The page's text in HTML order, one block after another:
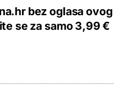
bez oglasa ovog
se za samo 3,99 €